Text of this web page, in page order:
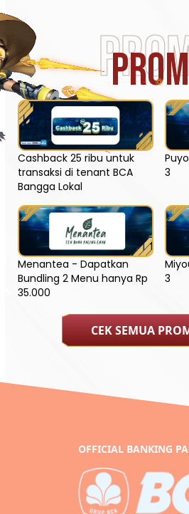
Cashback 25 ribu untuk
transaksi di tenant BCA
Bangga Lokal
3
Menantea - Dapatkan
Bundling 2 Menu hanya Rp
35.000
3
CEK SEMUA
OFFICIAL BANKING